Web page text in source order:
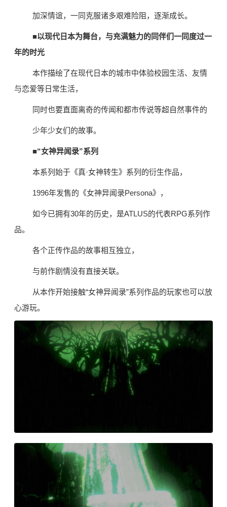
加深情谊，一同克服诸多艰难险阻，逐渐成长。
■以现代日本为舞台，与充满魅力的同伴们一同度过一
年的时光
本作描绘了在现代日本的城市中体验校园生活、友情
与恋爱等日常生活，
同时也要直面离奇的传闻和都市传说等超自然事件的
少年少女们的故事。
■“女神异闻录”系列
本系列始于《真·女神转生》系列的衍生作品，
1996年发售的《女神异闻录Persona》，
如今已拥有30年的历史，是ATLUS的代表RPG系列作
品。
各个正传作品的故事相互独立，
与前作剧情没有直接关联。
从本作开始接触“女神异闻录”系列作品的玩家也可以放
心游玩。